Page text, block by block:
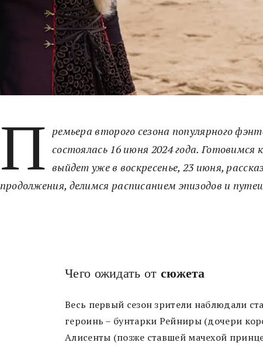
П ремьера второго сезона популярного
состоялась 16 июня 2024 года.
выйдет уже в воскресенье, 23 июня,
продолжения, делимся расписанием эпизодов и
Чего ожидать от сюжета
Весь первый сезон зрители наблюдали
героинь – бунтарки Рейниры (дочери
Алисенты (позже ставшей мачехой